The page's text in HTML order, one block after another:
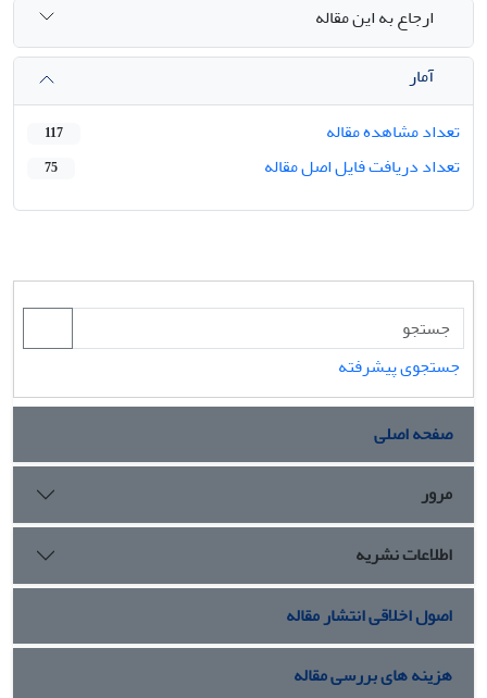
ارجاع به این مقاله
آمار
تعداد مشاهده مقاله
117
تعداد دریافت فایل اصل مقاله 75
جستجوی پیشرفته
صفحه اصلی
مرور
اطلاعات نشریه
اصول اخلاقی انتشار مقاله
هزینه های بررسی مقاله